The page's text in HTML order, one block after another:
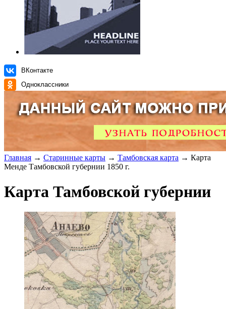
ВКонтакте
Одноклассники
Главная → Старинные карты → Тамбовская карта → Карта
Менде Тамбовской губернии 1850 г.
Карта Тамбовской губернии